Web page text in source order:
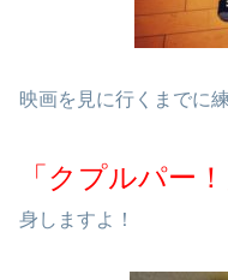
映画を見に行くまでに
「クプルパー！
身しますよ！